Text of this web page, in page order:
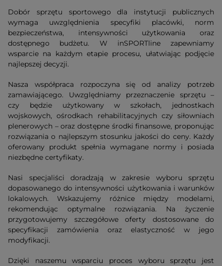
Dobór sprzętu sportowego dla instytucji publicznych
wymaga uwzględnienia specyfiki placówki, norm
bezpieczeństwa, intensywności użytkowania oraz
dostępnego budżetu. W inSPORTline zapewniamy
wsparcie na każdym etapie procesu, ułatwiając podjęcie
najlepszej decyzji.
Nasza współpraca rozpoczyna się od analizy potrzeb
zamawiającego. Uwzględniamy przeznaczenie sprzętu –
czy będzie użytkowany w szkołach, jednostkach
wojskowych, ośrodkach rehabilitacyjnych czy siłowniach
plenerowych – oraz dostępne środki finansowe, proponując
rozwiązania o najlepszym stosunku jakości do ceny. Każdy
oferowany produkt spełnia wymagane normy i posiada
niezbędne certyfikaty.
Nasi specjaliści doradzają w zakresie wyboru sprzętu
dopasowanego do intensywności użytkowania i warunków
lokalowych. Wskazujemy różnice między modelami,
rekomendując optymalne rozwiązania. Na życzenie
przygotowujemy szczegółowe oferty dostosowane do
specyfikacji zamówienia oraz elastyczność w jego
modyfikacji.
Dzięki naszemu wsparciu proces wyboru sprzętu jest